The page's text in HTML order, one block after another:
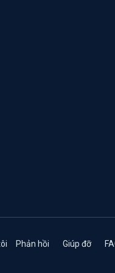
Phản hồi Giúp đỡ